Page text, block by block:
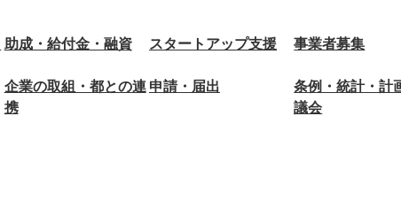
助成・給付金・融資 スタートアップ支援 事業者募集
企業の取組・都との連
携
申請・届出
条例・統計・計
議会